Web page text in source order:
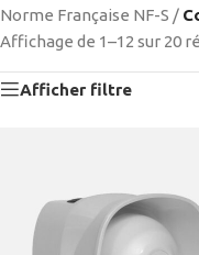
Norme Française NF-S /
Affichage de 1–12 sur 20
Afficher filtre